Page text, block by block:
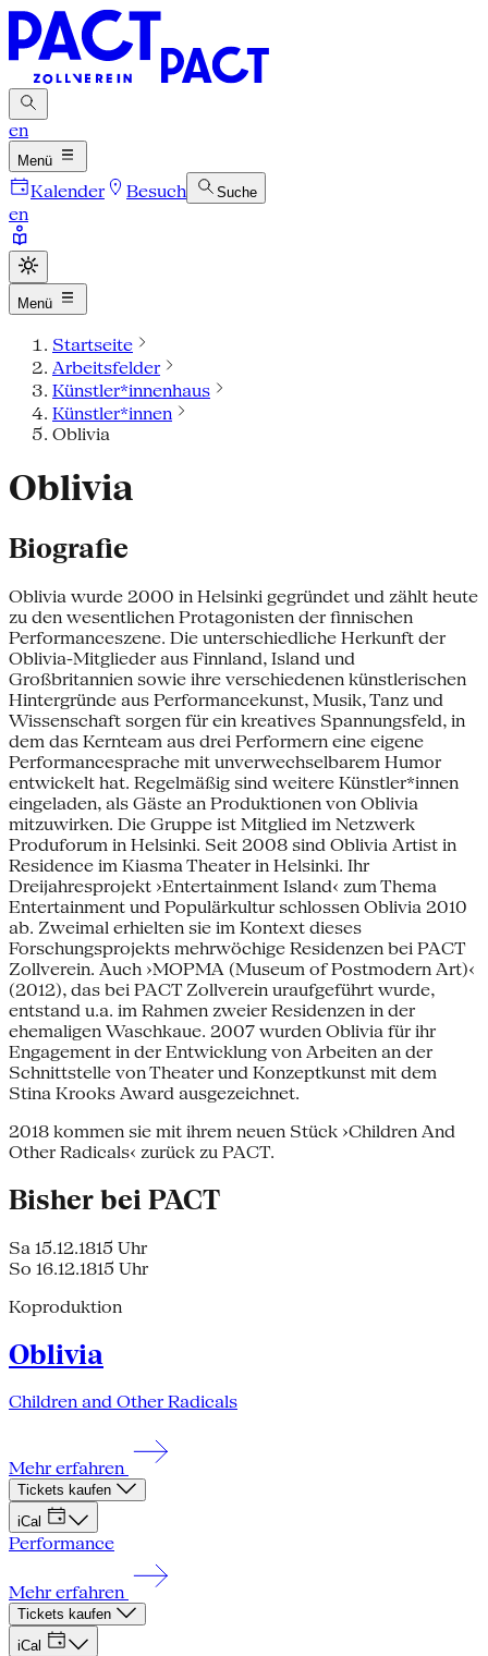
en
Menü
Kalender Besuch Suche
en
Menü
Startseite
Arbeitsfelder
Künstler*innenhaus
Künstler*innen
Oblivia
Oblivia
Biografie
Oblivia wurde 2000 in Helsinki gegründet und zählt heute
zu den wesentlichen Protagonisten der finnischen
Performanceszene. Die unterschiedliche Herkunft der
Oblivia-Mitglieder aus Finnland, Island und
Großbritannien sowie ihre verschiedenen künstlerischen
Hintergründe aus Performancekunst, Musik, Tanz und
Wissenschaft sorgen für ein kreatives Spannungsfeld, in
dem das Kernteam aus drei Performern eine eigene
Performancesprache mit unverwechselbarem Humor
entwickelt hat. Regelmäßig sind weitere Künstler*innen
eingeladen, als Gäste an Produktionen von Oblivia
mitzuwirken. Die Gruppe ist Mitglied im Netzwerk
Produforum in Helsinki. Seit 2008 sind Oblivia Artist in
Residence im Kiasma Theater in Helsinki. Ihr
Dreijahresprojekt ›Entertainment Island‹ zum Thema
Entertainment und Populärkultur schlossen Oblivia 2010
ab. Zweimal erhielten sie im Kontext dieses
Forschungsprojekts mehrwöchige Residenzen bei PACT
Zollverein. Auch ›MOPMA (Museum of Postmodern Art)‹
(2012), das bei PACT Zollverein uraufgeführt wurde,
entstand u.a. im Rahmen zweier Residenzen in der
ehemaligen Waschkaue. 2007 wurden Oblivia für ihr
Engagement in der Entwicklung von Arbeiten an der
Schnittstelle von Theater und Konzeptkunst mit dem
Stina Krooks Award ausgezeichnet.
2018 kommen sie mit ihrem neuen Stück ›Children And
Other Radicals‹ zurück zu PACT.
Bisher bei PACT
Sa 15.12.1815 Uhr
So 16.12.1815 Uhr
Koproduktion
Oblivia
Children and Other Radicals
Mehr erfahren
Tickets kaufen
iCal
Performance
Mehr erfahren
Tickets kaufen
iCal